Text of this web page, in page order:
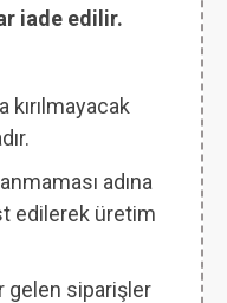
iade edilir.
adına
edilerek üretim
gelen siparişler